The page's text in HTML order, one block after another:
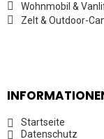
Wohnmobil &
Zelt & Outdoor-
Startseite
Datenschutz